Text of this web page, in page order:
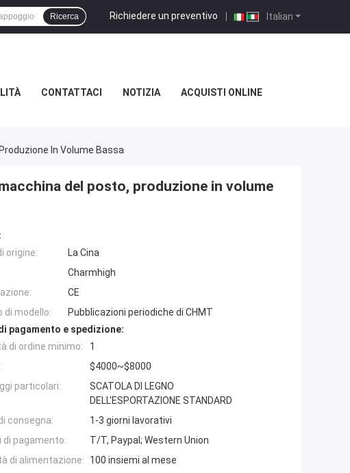
Italian
Richiedere un preventivo |
Ricerca
CONTATTACI NOTIZIA ACQUISTI ONLINE
In Volume Bassa
del posto, produzione in volume
origine:
La Cina
Charmhigh
CE
di modello:
Pubblicazioni periodiche di CHMT
pagamento e spedizione:
di ordine minimo:
1
$4000~$8000
particolari:
SCATOLA DI LEGNO
DELL'ESPORTAZIONE STANDARD
consegna:
1-3 giorni lavorativi
di pagamento:
T/T, Paypal; Western Union
di alimentazione:
100 insiemi al mese